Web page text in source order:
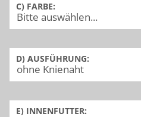
C) FARBE:
D) AUSFÜHRUNG:
E) INNENFUTTER: